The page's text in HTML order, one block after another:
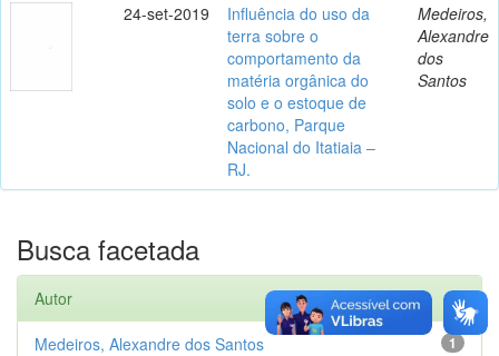
24-set-2019
Influência do uso da
terra sobre o
comportamento da
matéria orgânica do
solo e o estoque de
carbono, Parque
Nacional do Itatiaia –
RJ.
Medeiros,
Alexandre
dos
Santos
Busca facetada
Autor
1
Medeiros, Alexandre dos Santos